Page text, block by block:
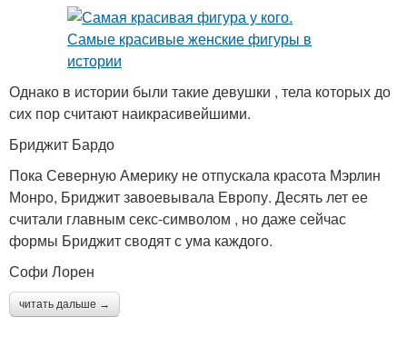
Однако в истории были такие девушки , тела которых до
сих пор считают наикрасивейшими.
Бриджит Бардо
Пока Северную Америку не отпускала красота Мэрлин
Монро, Бриджит завоевывала Европу. Десять лет ее
считали главным секс-символом , но даже сейчас
формы Бриджит сводят с ума каждого.
Софи Лорен
читать дальше →